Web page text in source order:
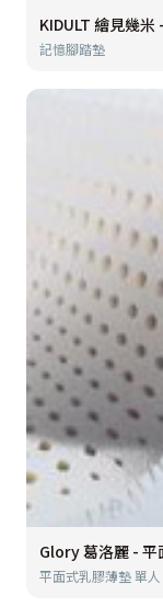
KIDULT 繪見幾米
記憶腳踏墊
Glory 葛洛麗 - 平
平面式乳膠薄墊 單人